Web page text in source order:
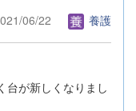
06/22
養護
台が新しくなりまし